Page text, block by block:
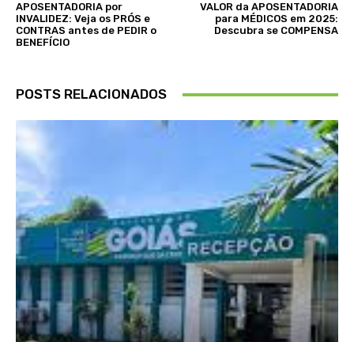
APOSENTADORIA por
INVALIDEZ: Veja os PRÓS e
CONTRAS antes de PEDIR o
BENEFÍCIO
VALOR da APOSENTADORIA
para MÉDICOS em 2025:
Descubra se COMPENSA
POSTS RELACIONADOS